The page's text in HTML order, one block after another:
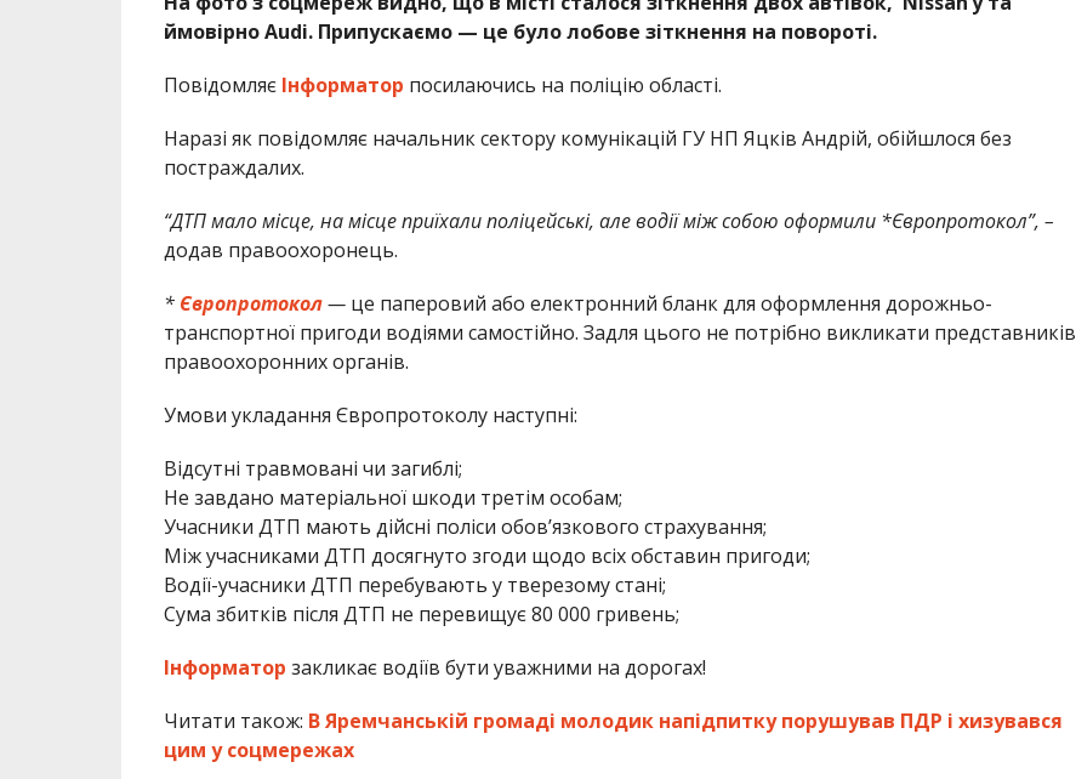
ймовірно Audi. Припускаємо — це було лобове зіткнення на повороті.
Повідомляє Інформатор посилаючись на поліцію області.
Наразі як повідомляє начальник сектору комунікацій ГУ НП Яцків Андрій, обійшлося без
постраждалих.
“ДТП мало місце, на місце приїхали поліцейські, але водії між собою оформили *Європротокол”, –
додав правоохоронець.
* Європротокол— це паперовий або електронний бланк для оформлення дорожньо-
транспортної пригоди водіями самостійно. Задля цього не потрібно викликати представників
правоохоронних органів.
Умови укладання Європротоколу наступні:
Відсутні травмовані чи загиблі;
Не завдано матеріальної шкоди третім особам;
Учасники ДТП мають дійсні поліси обов’язкового страхування;
Між учасниками ДТП досягнуто згоди щодо всіх обставин пригоди;
Водії-учасники ДТП перебувають у тверезому стані;
Сума збитків після ДТП не перевищує 80 000 гривень;
Інформатор закликає водіїв бути уважними на дорогах!
Читати також: В Яремчанській громаді молодик напідпитку порушував ПДР і хизувався
цим у соцмережах